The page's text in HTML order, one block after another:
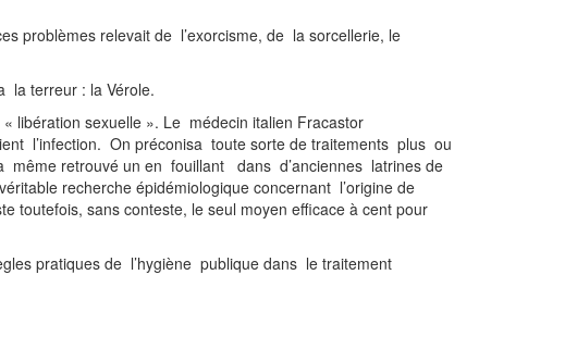
problèmes relevait de l’exorcisme, de la sorcellerie, le
la terreur : la Vérole.
sexuelle ». Le médecin italien Fracastor
l’infection. On préconisa toute sorte de traitements plus ou
même retrouvé un en fouillant dans d’anciennes latrines de
recherche épidémiologique concernant l’origine de
sans conteste, le seul moyen efficace à cent pour
pratiques de l’hygiène publique dans le traitement